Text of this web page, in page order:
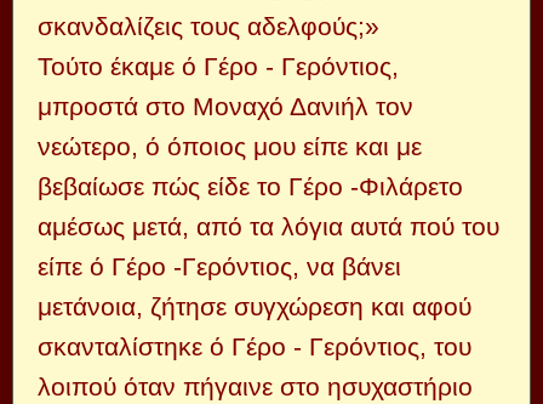
σκανδαλίζεις τους αδελφούς;»
Τούτο έκαμε ό Γέρο - Γερόντιος,
μπροστά στο Μοναχό Δανιήλ τον
νεώτερο, ό όποιος μου είπε και με
βεβαίωσε πώς είδε το Γέρο -Φιλάρετο
αμέσως μετά, από τα λόγια αυτά πού του
είπε ό Γέρο -Γερόντιος, να βάνει
μετάνοια, ζήτησε συγχώρεση και αφού
σκανταλίστηκε ό Γέρο - Γερόντιος, του
λοιπού όταν πήγαινε στο ησυχαστήριο